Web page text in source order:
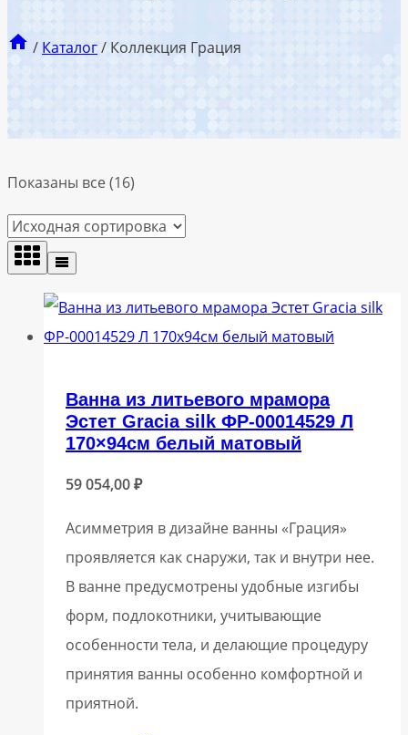
/ Каталог/ Коллекция Грация
Показаны все (16)
Ванна из литьевого мрамора
Эстет Gracia silk ФР-00014529 Л
170×94см белый матовый
59 054,00₽
Асимметрия в дизайне ванны «Грация»
проявляется как снаружи, так и внутри нее.
В ванне предусмотрены удобные изгибы
форм, подлокотники, учитывающие
особенности тела, и делающие процедуру
принятия ванны особенно комфортной и
приятной.